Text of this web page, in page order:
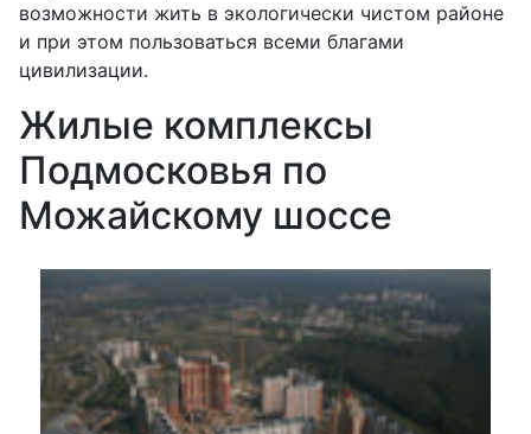
возможности жить в экологически чистом районе
и при этом пользоваться всеми благами
цивилизации.
Жилые комплексы
Подмосковья по
Можайскому шоссе